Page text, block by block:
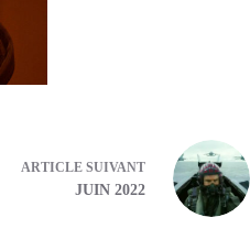
ARTICLE SUIVANT
JUIN 2022